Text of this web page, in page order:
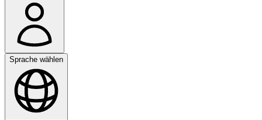
Sprache wählen